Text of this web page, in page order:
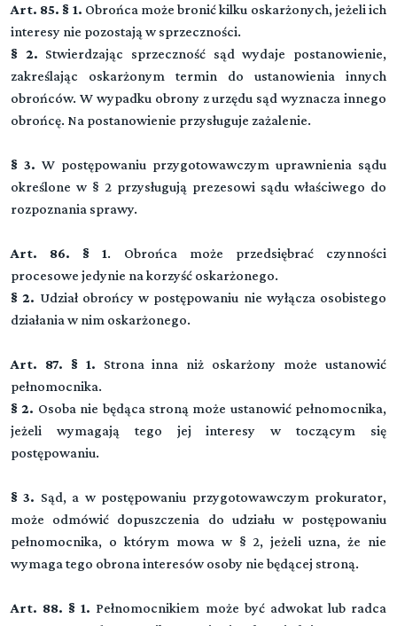
Art. 85. § 1. Obrońca może bronić kilku oskarżonych, jeżeli ich
interesy nie pozostają w sprzeczności.
§ 2. Stwierdzając sprzeczność sąd wydaje postanowienie,
zakreślając oskarżonym termin do ustanowienia innych
obrońców. W wypadku obrony z urzędu sąd wyznacza innego
obrońcę. Na postanowienie przysługuje zażalenie.
§ 3. W postępowaniu przygotowawczym uprawnienia sądu
określone w § 2 przysługują prezesowi sądu właściwego do
rozpoznania sprawy.
Art. 86. § 1. Obrońca może przedsiębrać czynności
procesowe jedynie na korzyść oskarżonego.
§ 2. Udział obrońcy w postępowaniu nie wyłącza osobistego
działania w nim oskarżonego.
Art. 87. § 1. Strona inna niż oskarżony może ustanowić
pełnomocnika.
§ 2. Osoba nie będąca stroną może ustanowić pełnomocnika,
jeżeli wymagają tego jej interesy w toczącym się
postępowaniu.
§ 3. Sąd, a w postępowaniu przygotowawczym prokurator,
może odmówić dopuszczenia do udziału w postępowaniu
pełnomocnika, o którym mowa w § 2, jeżeli uzna, że nie
wymaga tego obrona interesów osoby nie będącej stroną.
Art. 88. § 1. Pełnomocnikiem może być adwokat lub radca
Dział I (art. 1-23)
Przepisy wstępne
Przeczytaj zawartość działu
Dział II (art. -)
Sąd
Rozdział 1 (art. 24 - 39)
Właściwość i skład sądu
Rozdział 2 (art. 40 - 44)
Przeczytaj zawartość działu
DZIAŁ III (art. -)
Strony, obrońcy, pełnomocnicy, przedstawiciel społeczny
Oskarżyciel publiczny
Rozdział 4 (art. 49 - 52)
Pokrzywdzony
Oskarżyciel posiłkowy
Rozdział 6 (art. 59 - 61)
Oskarżyciel prywatny
Rozdział 8 (art. 71 - 81)
Oskarżony